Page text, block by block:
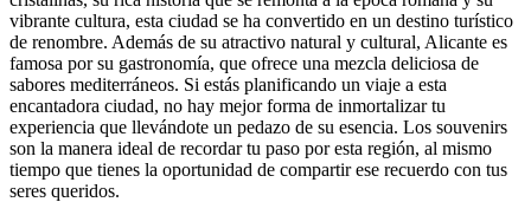
vibrante cultura, esta ciudad se ha convertido en un destino turístico
de renombre. Además de su atractivo natural y cultural, Alicante es
famosa por su gastronomía, que ofrece una mezcla deliciosa de
sabores mediterráneos. Si estás planificando un viaje a esta
encantadora ciudad, no hay mejor forma de inmortalizar tu
experiencia que llevándote un pedazo de su esencia. Los souvenirs
son la manera ideal de recordar tu paso por esta región, al mismo
tiempo que tienes la oportunidad de compartir ese recuerdo con tus
seres queridos.